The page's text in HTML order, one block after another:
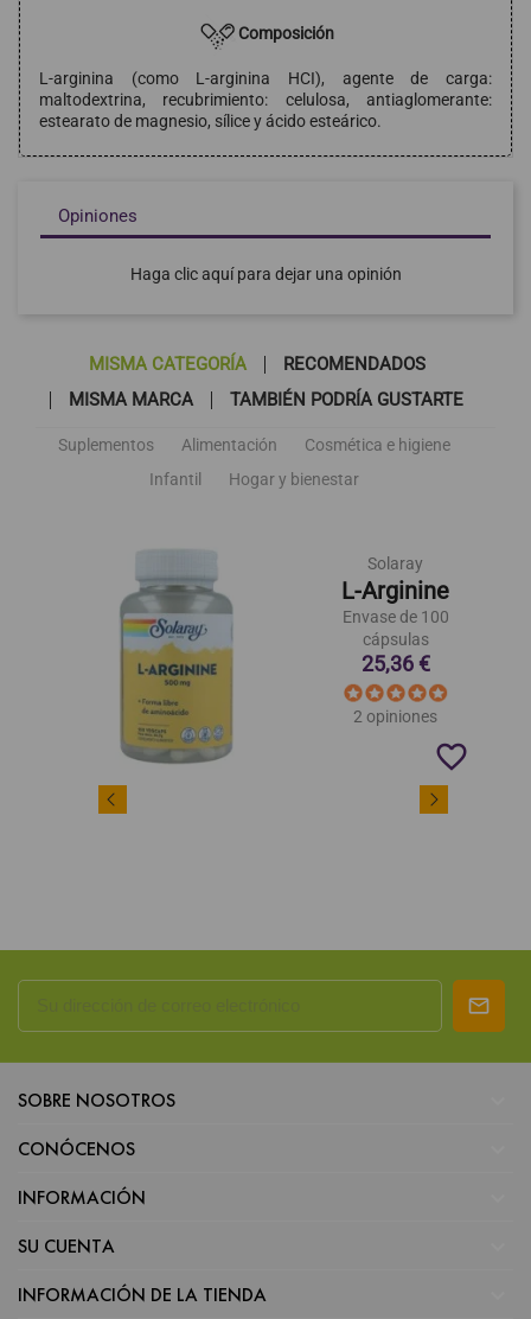
Composición
L-arginina (como L-arginina HCI), agente de carga:
maltodextrina, recubrimiento: celulosa, antiaglomerante:
estearato de magnesio, sílice y ácido esteárico.
Opiniones
Haga clic aquí para dejar una opinión
MISMA CATEGORÍA
RECOMENDADOS
MISMA MARCA
TAMBIÉN PODRÍA GUSTARTE
Suplementos Alimentación
Cosmética e higiene
Infantil
Hogar y bienestar
Solaray
L-Arginine
Envase de 100
cápsulas
25,36 €
2 opiniones
favorite_border
SOBRE NOSOTROS
CONÓCENOS
INFORMACIÓN
SU CUENTA
INFORMACIÓN DE LA TIENDA